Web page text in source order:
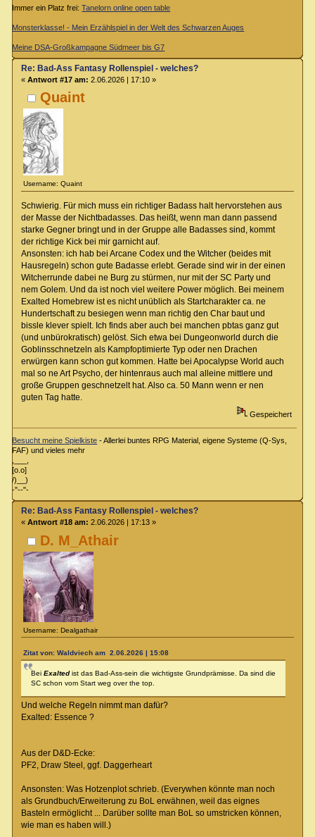
Immer ein Platz frei:Tanelorn online open table
Monsterklasse! - Mein Erzählspiel in der Welt des Schwarzen Auges
Meine DSA-Großkampagne Südmeer bis G7
Quaint
Username: Quaint
Re: Bad-Ass Fantasy Rollenspiel - welches?
« Antwort #17 am: 2.06.2026 | 17:10 »
Schwierig. Für mich muss ein richtiger Badass halt hervorstehen aus
der Masse der Nichtbadasses. Das heißt, wenn man dann passend
starke Gegner bringt und in der Gruppe alle Badasses sind, kommt
der richtige Kick bei mir garnicht auf.
Ansonsten: ich hab bei Arcane Codex und the Witcher (beides mit
Hausregeln) schon gute Badasse erlebt. Gerade sind wir in der einen
Witcherrunde dabei ne Burg zu stürmen, nur mit der SC Party und
nem Golem. Und da ist noch viel weitere Power möglich. Bei meinem
Exalted Homebrew ist es nicht unüblich als Startcharakter ca. ne
Hundertschaft zu besiegen wenn man richtig den Char baut und
bissle klever spielt. Ich finds aber auch bei manchen pbtas ganz gut
(und unbürokratisch) gelöst. Sich etwa bei Dungeonworld durch die
Goblinsschnetzeln als Kampfoptimierte Typ oder nen Drachen
erwürgen kann schon gut kommen. Hatte bei Apocalypse World auch
mal so ne Art Psycho, der hintenraus auch mal alleine mittlere und
große Gruppen geschnetzelt hat. Also ca. 50 Mann wenn er nen
guten Tag hatte.
Gespeichert
Besucht meine Spielkiste - Allerlei buntes RPG Material, eigene Systeme (Q-Sys,
FAF) und vieles mehr
,___,
[o.o]
/)__)
-"--"-
D. M_Athair
Username: Dealgathair
Re: Bad-Ass Fantasy Rollenspiel - welches?
« Antwort #18 am: 2.06.2026 | 17:13 »
Zitat von: Waldviech am 2.06.2026 | 15:08
Bei Exaltedist das Bad-Ass-sein die wichtigste Grundprämisse. Da sind die
SC schon vom Start weg over the top.
Und welche Regeln nimmt man dafür?
Exalted: Essence ?
Aus der D&D-Ecke:
PF2, Draw Steel, ggf. Daggerheart
Ansonsten: Was Hotzenplot schrieb. (Everywhen könnte man noch
als Grundbuch/Erweiterung zu BoL erwähnen, weil das eignes
Basteln ermöglicht ... Darüber sollte man BoL so umstricken können,
wie man es haben will.)